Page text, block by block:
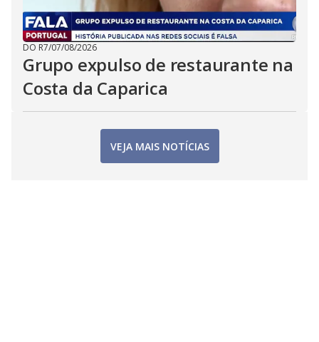
DO R7/07/08/2026
Grupo expulso de restaurante na
Costa da Caparica
VEJA MAIS NOTÍCIAS